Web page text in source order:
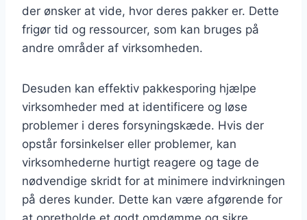
der ønsker at vide, hvor deres pakker er. Dette
frigør tid og ressourcer, som kan bruges på
andre områder af virksomheden.
Desuden kan effektiv pakkesporing hjælpe
virksomheder med at identificere og løse
problemer i deres forsyningskæde. Hvis der
opstår forsinkelser eller problemer, kan
virksomhederne hurtigt reagere og tage de
nødvendige skridt for at minimere indvirkningen
på deres kunder. Dette kan være afgørende for